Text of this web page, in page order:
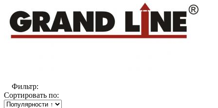
Фильтр:
Сортировать по: